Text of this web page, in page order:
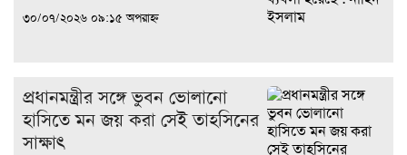
৩০/০৭/২০২৬ ০৯:১৫ অপরাহ্ন
প্রধানমন্ত্রীর সঙ্গে ভুবন ভোলানো
হাসিতে মন জয় করা সেই তাহসিনের
সাক্ষাৎ